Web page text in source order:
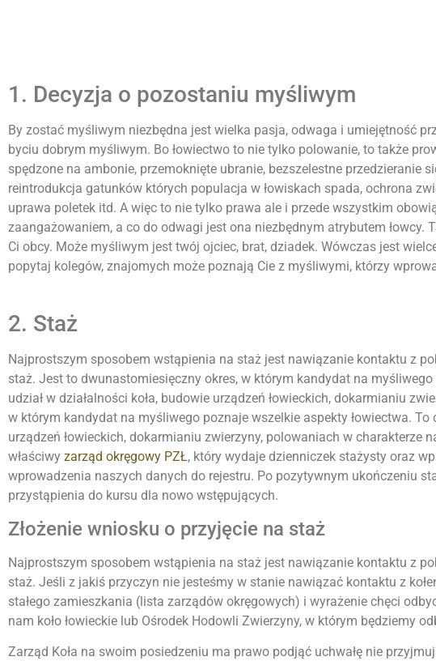
1. Decyzja o pozostaniu myśliwym
By zostać myśliwym niezbędna jest wielka pasja, odwaga i umiejętność
byciu dobrym myśliwym. Bo łowiectwo to nie tylko polowanie, to także
spędzone na ambonie, przemoknięte ubranie, bezszelestne przedzieranie
reintrodukcja gatunków których populacja w łowiskach spada, ochrona
uprawa poletek itd. A więc to nie tylko prawa ale i przede wszystkim
zaangażowaniem, a co do odwagi jest ona niezbędnym atrybutem łowcy.
Ci obcy. Może myśliwym jest twój ojciec, brat, dziadek. Wówczas jest
popytaj kolegów, znajomych może poznają Cie z myśliwymi, którzy
2. Staż
Najprostszym sposobem wstąpienia na staż jest nawiązanie kontaktu z
staż. Jest to dwunastomiesięczny okres, w którym kandydat na
udział w działalności koła, budowie urządzeń łowieckich, dokarmianiu
w którym kandydat na myśliwego poznaje wszelkie aspekty łowiectwa. To
urządzeń łowieckich, dokarmianiu zwierzyny, polowaniach w charakterze
właściwy zarząd okręgowy PZŁ, który wydaje dzienniczek stażysty oraz
wprowadzenia naszych danych do rejestru. Po pozytywnym ukończeniu
przystąpienia do kursu dla nowo wstępujących.
Złożenie wniosku o przyjęcie na staż
Najprostszym sposobem wstąpienia na staż jest nawiązanie kontaktu z
staż. Jeśli z jakiś przyczyn nie jesteśmy w stanie nawiązać kontaktu z
stałego zamieszkania (lista zarządów okręgowych) i wyrażenie chęci
nam koło łowieckie lub Ośrodek Hodowli Zwierzyny, w którym będziemy
Zarząd Koła na swoim posiedzeniu ma prawo podjąć uchwałę nie